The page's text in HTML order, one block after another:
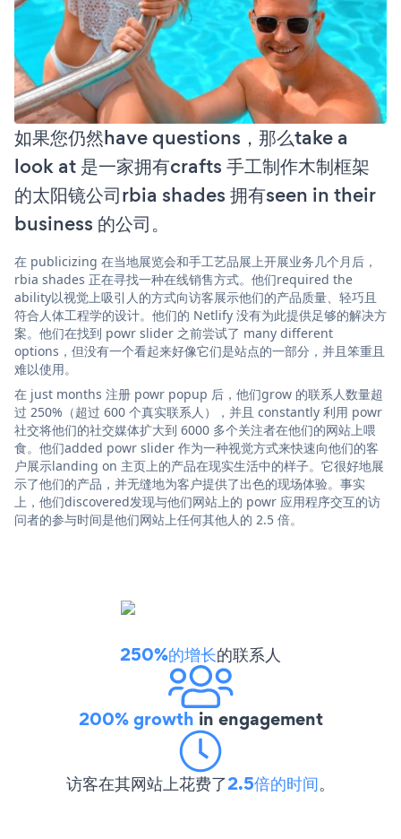
如果您仍然have questions，那么take a
look at 是一家拥有crafts 手工制作木制框架
的太阳镜公司rbia shades 拥有seen in their
business 的公司。
在 publicizing 在当地展览会和手工艺品展上开展业务几个月后，
rbia shades 正在寻找一种在线销售方式。他们required the
ability以视觉上吸引人的方式向访客展示他们的产品质量、轻巧且
符合人体工程学的设计。他们的 Netlify 没有为此提供足够的解决方
案。他们在找到 powr slider 之前尝试了 many different
options，但没有一个看起来好像它们是站点的一部分，并且笨重且
难以使用。
在 just months 注册 powr popup 后，他们grow 的联系人数量超
过 250%（超过 600 个真实联系人），并且 constantly 利用 powr
社交将他们的社交媒体扩大到 6000 多个关注者在他们的网站上喂
食。他们added powr slider 作为一种视觉方式来快速向他们的客
户展示landing on 主页上的产品在现实生活中的样子。它很好地展
示了他们的产品，并无缝地为客户提供了出色的现场体验。事实
上，他们discovered发现与他们网站上的 powr 应用程序交互的访
问者的参与时间是他们网站上任何其他人的 2.5 倍。
250%的增长的联系人
200% growth in engagement
访客在其网站上花费了2.5倍的时间。